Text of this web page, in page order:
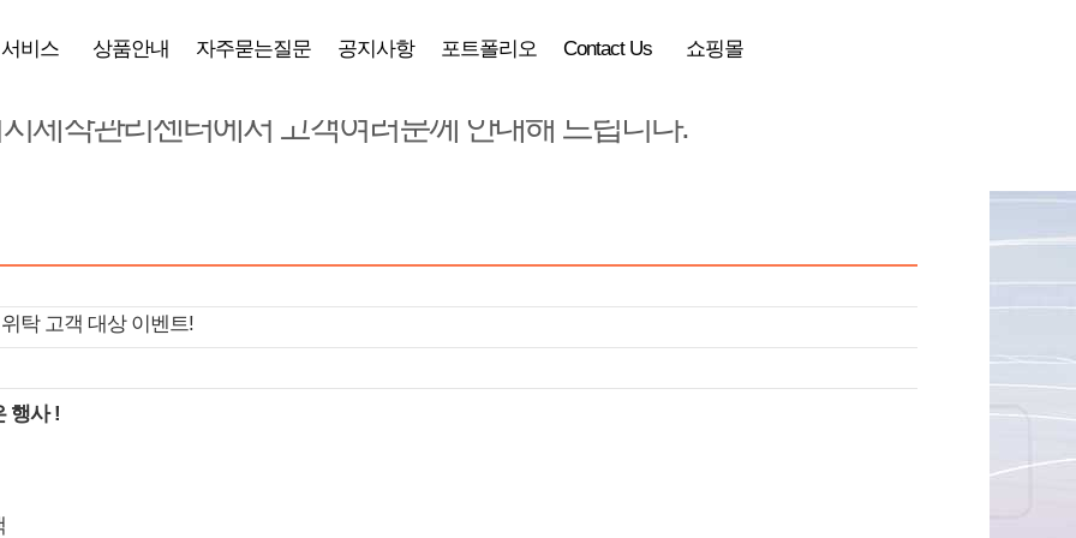
서비스 상품안내 자주묻는질문 공지사항 포트폴리오 Contact Us 쇼핑몰
공지사항
제작관리센터에서 고객여러분께 안내해 드립니다.
탁 고객 대상 이벤트!
행사 !